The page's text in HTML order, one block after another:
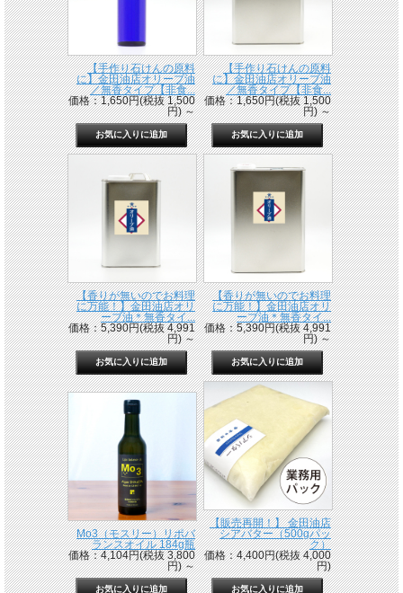
【手作り石けんの原料
に】金田油店オリーブ油
／無香タイプ【非食...
価格：1,650円(税抜 1,500
円)～
【手作り石けんの原料
に】金田油店オリーブ油
／無香タイプ【非食...
価格：1,650円(税抜 1,500
円)～
【香りが無いのでお料理
に万能！】金田油店オリ
ーブ油＊無香タイ...
価格：5,390円(税抜 4,991
円)～
【香りが無いのでお料理
に万能！】金田油店オリ
ーブ油＊無香タイ...
価格：5,390円(税抜 4,991
円)～
Mo3（モスリー）リポバ
ランスオイル 184g瓶
価格：4,104円(税抜 3,800
円)～
【販売再開！】 金田油店
シアバター（500gパッ
ク）
価格：4,400円(税抜 4,000
円)